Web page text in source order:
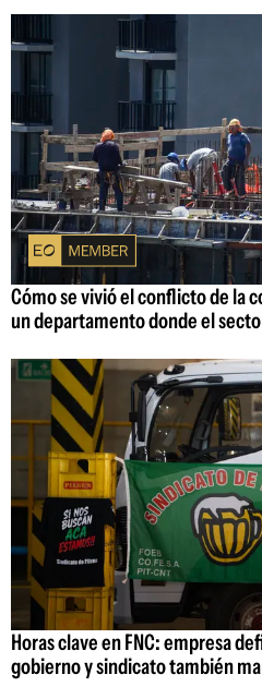
Cómo se vivió el conflicto de la
un departamento donde el
Horas clave en FNC: empresa
gobierno y sindicato también